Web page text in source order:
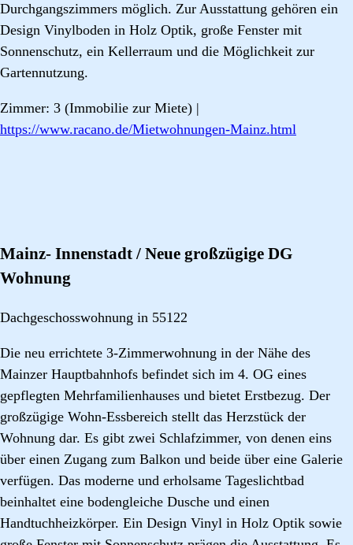
Durchgangszimmers möglich. Zur Ausstattung gehören ein
Design Vinylboden in Holz Optik, große Fenster mit
Sonnenschutz, ein Kellerraum und die Möglichkeit zur
Gartennutzung.
Zimmer: 3 (Immobilie zur Miete) |
https://www.racano.de/Mietwohnungen-Mainz.html
Mainz- Innenstadt / Neue großzügige DG
Wohnung
Dachgeschosswohnung in 55122
Die neu errichtete 3-Zimmerwohnung in der Nähe des
Mainzer Hauptbahnhofs befindet sich im 4. OG eines
gepflegten Mehrfamilienhauses und bietet Erstbezug. Der
großzügige Wohn-Essbereich stellt das Herzstück der
Wohnung dar. Es gibt zwei Schlafzimmer, von denen eins
über einen Zugang zum Balkon und beide über eine Galerie
verfügen. Das moderne und erholsame Tageslichtbad
beinhaltet eine bodengleiche Dusche und einen
Handtuchheizkörper. Ein Design Vinyl in Holz Optik sowie